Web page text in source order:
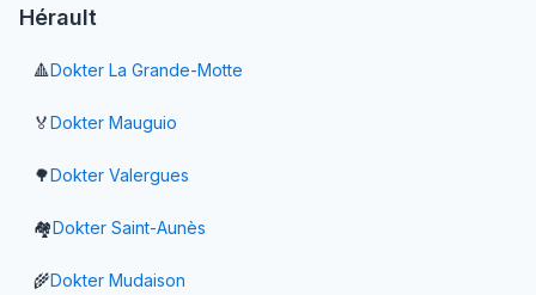
Hérault
🔺Dokter La Grande-Motte
🏅Dokter Mauguio
🌳Dokter Valergues
🏘️Dokter Saint-Aunès
🌾Dokter Mudaison